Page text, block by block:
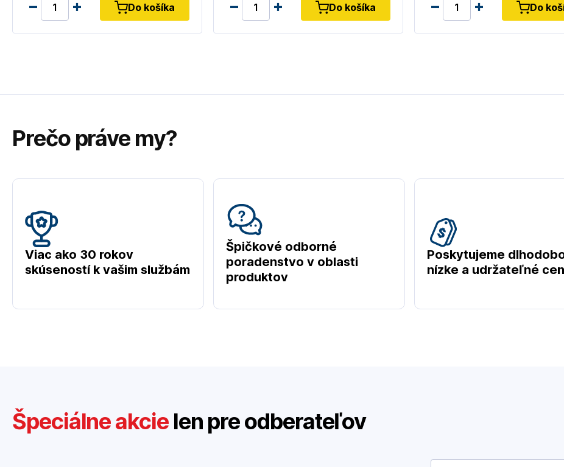
Do košíka Do košíka Do
Prečo práve my?
Viac ako 30 rokov
skúseností k vašim službám
Špičkové odborné
poradenstvo v oblasti
produktov
Poskytujeme
nízke a udržateľné
Špeciálne akcielen pre odberateľov